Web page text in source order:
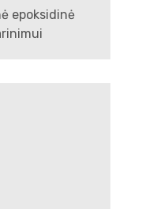
epoksidinė